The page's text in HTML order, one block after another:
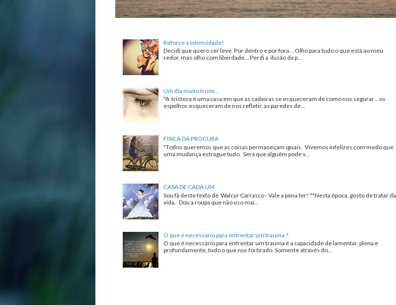
Reforce a intensidade!
Decidi que quero ser leve. Por dentro e por fora... Olho para tudo o que está ao meu
redor, mas olho com liberdade... Perdi a ilusão da p...
Um dia muito triste...
"A tristeza é uma casa em que as cadeiras se esqueceram de como nos segurar... os
espelhos esqueceram de nos refletir, as paredes de...
FÍSICA DA PROCURA
"Todos queremos que as coisas permaneçam iguais. Vivemos infelizes com medo que
uma mudança estrague tudo. Será que alguém pode v...
CASA DE CADA UM
Sou fã deste texto de Walcyr Carrasco - Vale a pena ler! ""Nesta época, gosto de tratar da
vida. Dou a roupa que não uso mai...
O que é necessário para enfrentar um trauma ?
O que é necessário para enfrentar um trauma é a capacidade de lamentar, plena e
profundamente, tudo o que nos foi tirado. Somente através do...